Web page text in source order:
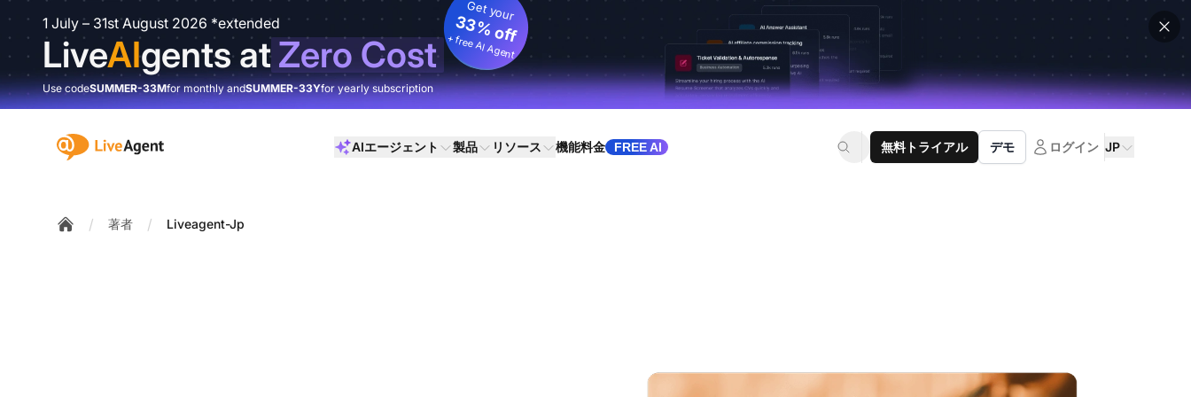
1 July – 31st August 2026 *extended
LiveAIgents atZero Cost
Get your
33% off
+ free AI Agent
Use codeSUMMER-33Mfor monthly andSUMMER-33Yfor yearly subscription
:site.title AIエージェント 製品 リソース 機能料金 FREE AI 無料トライアル デモ ログイン JP
/ 著者 / Liveagent-Jp